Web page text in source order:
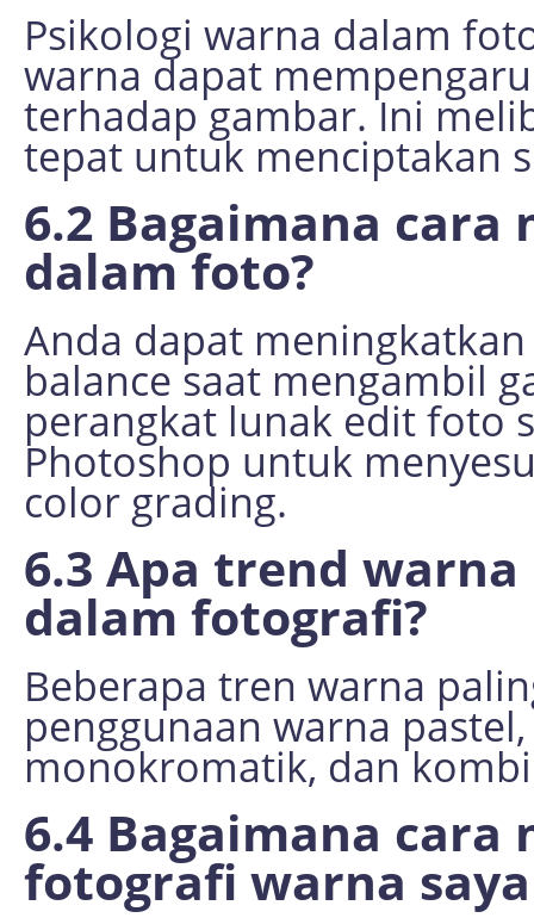
Psikologi warna dalam
warna dapat
terhadap gambar. Ini
tepat untuk menciptakan
6.2 Bagaimana
dalam foto?
Anda dapat
balance saat mengambil
perangkat lunak edit foto
Photoshop untuk
color grading.
6.3 Apa trend
dalam fotografi?
Beberapa tren warna
penggunaan warna
monokromatik, dan
6.4 Bagaimana cara
fotografi warna